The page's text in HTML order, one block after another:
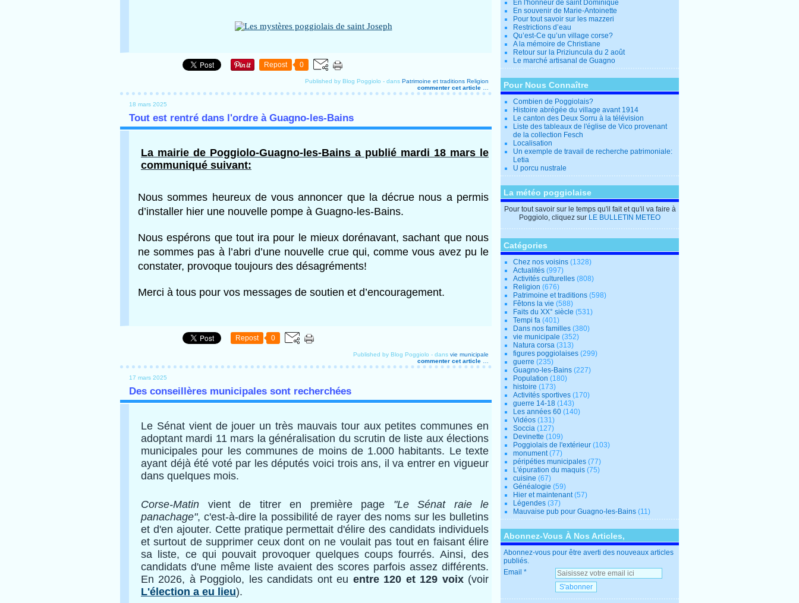
Repost 0
Published by Blog Poggiolo - dans Patrimoine et traditions Religion
commenter cet article
18 mars 2025
Tout est rentré dans l'ordre à Guagno-les-Bains
La mairie de Poggiolo-Guagno-les-Bains a publié mardi 18 mars le
communiqué suivant:
Nous sommes heureux de vous annoncer que la décrue nous a permis
d’installer hier une nouvelle pompe à Guagno-les-Bains.
Nous espérons que tout ira pour le mieux dorénavant, sachant que nous
ne sommes pas à l’abri d’une nouvelle crue qui, comme vous avez pu le
constater, provoque toujours des désagréments!
Merci à tous pour vos messages de soutien et d’encouragement.
Repost 0
Published by Blog Poggiolo - dans vie municipale
commenter cet article
17 mars 2025
Des conseillères municipales sont recherchées
Le Sénat vient de jouer un très mauvais tour aux petites communes en
adoptant mardi 11 mars la généralisation du scrutin de liste aux élections
municipales pour les communes de moins de 1.000 habitants. Le texte
ayant déjà été voté par les députés voici trois ans, il va entrer en vigueur
dans quelques mois.
Corse-Matin vient de titrer en première page "Le Sénat raie le
panachage", c'est-à-dire la possibilité de rayer des noms sur les bulletins
et d'en ajouter. Cette pratique permettait d'élire des candidats individuels
et surtout de supprimer ceux dont on ne voulait pas tout en faisant élire
sa liste, ce qui pouvait provoquer quelques coups fourrés. Ainsi, des
candidats d'une même liste avaient des scores parfois assez différents.
En 2026, à Poggiolo, les candidats ont eu entre 120 et 129 voix(voir
L'élection a eu lieu).
En l'honneur de saint Dominique
En souvenir de Marie-Antoinette
Pour tout savoir sur les mazzeri
Restrictions d’eau
Qu’est-Ce qu’un village corse?
A la mémoire de Christiane
Retour sur la Priziuncula du 2 août
Le marché artisanal de Guagno
Pour Nous Connaître
Combien de Poggiolais?
Histoire abrégée du village avant 1914
Le canton des Deux Sorru à la télévision
Liste des tableaux de l'église de Vico provenant
de la collection Fesch
Localisation
Un exemple de travail de recherche patrimoniale:
Letia
U porcu nustrale
La météo poggiolaise
Pour tout savoir sur le temps qu'il fait et qu'il va faire à
Poggiolo, cliquez sur LE BULLETIN METEO
Catégories
Chez nos voisins (1328)
Actualités (997)
Activités culturelles (808)
Religion (676)
Patrimoine et traditions (598)
Fêtons la vie (588)
Faits du XX° siècle (531)
Tempi fa (401)
Dans nos familles (380)
vie municipale (352)
Natura corsa (313)
figures poggiolaises (299)
guerre (235)
Guagno-les-Bains (227)
Population (180)
histoire (173)
Activités sportives (170)
guerre 14-18 (143)
Les années 60 (140)
Vidéos (131)
Soccia (127)
Devinette (109)
Poggiolais de l'extérieur (103)
monument(77)
péripéties municipales (77)
L'épuration du maquis (75)
cuisine (67)
Généalogie (59)
Hier et maintenant(57)
Légendes (37)
Mauvaise pub pour Guagno-les-Bains (11)
Abonnez-Vous À Nos Articles,
Abonnez-vous pour être averti des nouveaux articles
publiés.
Email